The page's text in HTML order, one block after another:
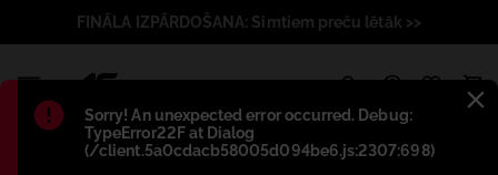
Błąd:
Sorry! An unexpected error occurred. Debug:
TypeError22F at Dialog
(/client.5a0cdacb58005d094be6.js:2307:698)
FINĀLA IZPĀRDOŠANA: Simtiem preču lētāk >>